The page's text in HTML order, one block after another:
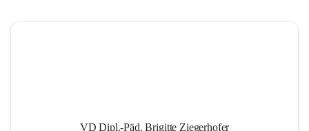
VD Dipl.-Päd. Brigitte Ziegerhofer